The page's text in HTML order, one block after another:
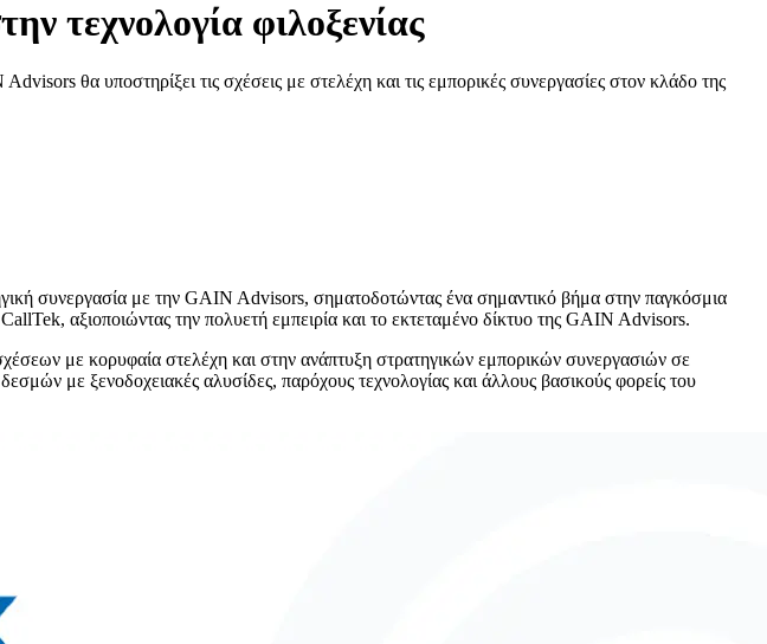
τεχνολογία φιλοξενίας
θα υποστηρίξει τις σχέσεις με στελέχη και τις εμπορικές συνεργασίες στον κλάδο της
συνεργασία με την GAIN Advisors, σηματοδοτώντας ένα σημαντικό βήμα στην παγκόσμια
αξιοποιώντας την πολυετή εμπειρία και το εκτεταμένο δίκτυο της GAIN Advisors.
με κορυφαία στελέχη και στην ανάπτυξη στρατηγικών εμπορικών συνεργασιών σε
με ξενοδοχειακές αλυσίδες, παρόχους τεχνολογίας και άλλους βασικούς φορείς του